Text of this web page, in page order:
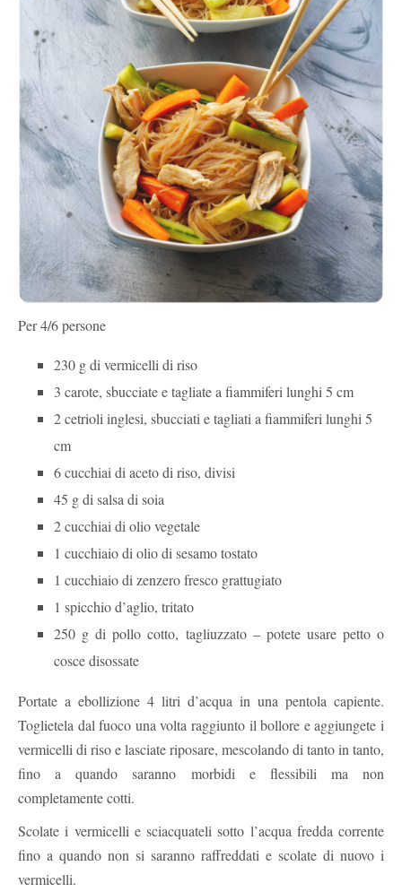
Per 4/6 persone
230 g di vermicelli di riso
3 carote, sbucciate e tagliate a fiammiferi lunghi 5 cm
2 cetrioli inglesi, sbucciati e tagliati a fiammiferi lunghi 5
cm
6 cucchiai di aceto di riso, divisi
45 g di salsa di soia
2 cucchiai di olio vegetale
1 cucchiaio di olio di sesamo tostato
1 cucchiaio di zenzero fresco grattugiato
1 spicchio d’aglio, tritato
250 g di pollo cotto, tagliuzzato – potete usare petto o
cosce disossate
Portate a ebollizione 4 litri d’acqua in una pentola capiente.
Toglietela dal fuoco una volta raggiunto il bollore e aggiungete i
vermicelli di riso e lasciate riposare, mescolando di tanto in tanto,
fino a quando saranno morbidi e flessibili ma non
completamente cotti.
Scolate i vermicelli e sciacquateli sotto l’acqua fredda corrente
fino a quando non si saranno raffreddati e scolate di nuovo i
vermicelli.